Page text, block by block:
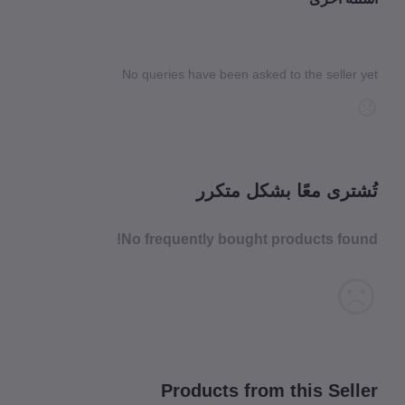
No queries have been asked to the seller
معًا بشكل متكرر
No frequently bought products
Products from this